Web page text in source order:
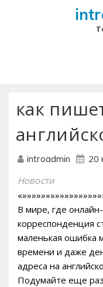
как
introadmin 20
Новости
В мире, где
корреспонденция
маленькая ошибка
времени и даже
адреса на
Подумайте еще